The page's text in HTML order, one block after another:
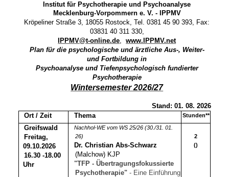
Institut für Psychotherapie und Psychoanalyse
Mecklenburg-Vorpommern e. V. - IPPMV
Kröpeliner Straße 3, 18055 Rostock, Tel. 0381 45 90 393,
Fax:
03831 40 311 330,
IPPMV@t-online.de
www.IPPMV.net
Plan für die psychologische und ärztliche Aus-, Weiter-
und Fortbildung in
Psychoanalyse und Tiefenpsychologisch fundierter
Psychotherapie
Wintersemester 2026/27
Stand: 01. 08. 2026
Ort / Zeit
Thema Stunden**
Greifswald
Freitag,
09.10.2026
16.30 -18.00
Uhr
Nachhol-WE vom WS 25/26 (30./31. 01.
26)
Dr. Christian Abs-Schwarz
(Malchow) KJP
"TFP - Übertragungsfokussierte
Psychotherapie" - Eine Einführung
2
()